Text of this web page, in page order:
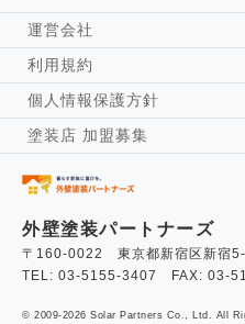
外壁塗装パートナーズ
〒160-0022 東京都新宿区新宿
TEL: 03-5155-3407 FAX: 03-
運営会社
利用規約
個人情報保護方針
塗装店 加盟募集
© 2009-2026 Solar Partners Co., Ltd. All